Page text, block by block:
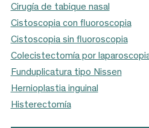
Cirugía de tabique nasal
Cistoscopia con fluoroscopia
Cistoscopia sin fluoroscopia
Colecistectomía por
Funduplicatura tipo Nissen
Hernioplastia inguinal
Histerectomía